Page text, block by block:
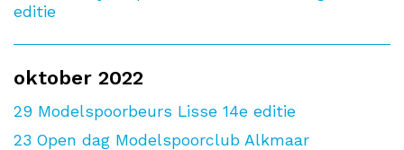
editie
oktober 2022
29 Modelspoorbeurs Lisse 14e editie
23 Open dag Modelspoorclub Alkmaar